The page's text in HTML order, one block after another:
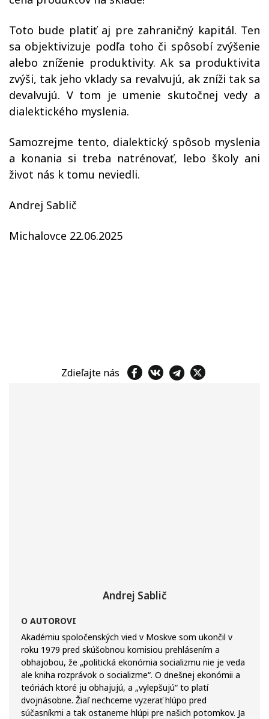
Toto bude platiť aj pre zahraničný kapitál. Ten
sa objektivizuje podľa toho či spôsobí zvýšenie
alebo zníženie produktivity. Ak sa produktivita
zvýši, tak jeho vklady sa revalvujú, ak zníži tak sa
devalvujú. V tom je umenie skutočnej vedy a
dialektického myslenia.
Samozrejme tento, dialektický spôsob myslenia
a konania si treba natrénovať, lebo školy ani
život nás k tomu neviedli.
Andrej Sablič
Michalovce 22.06.2025
Zdieľajte nás
Andrej Sablič
O AUTOROVI
Akadémiu spoločenských vied v Moskve som ukončil v
roku 1979 pred skúšobnou komisiou prehlásením a
obhajobou, že „politická ekonómia socializmu nie je veda
ale kniha rozprávok o socializme“. O dnešnej ekonómii a
teóriách ktoré ju obhajujú, a „vylepšujú“ to platí
dvojnásobne. Žiaľ nechceme vyzerať hlúpo pred
súčasníkmi a tak ostaneme hlúpi pre našich potomkov. Ja